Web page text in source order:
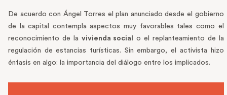
De acuerdo con Ángel Torres el plan anunciado desde el gobierno
de la capital contempla aspectos muy favorables tales como el
reconocimiento de la vivienda social
o el replanteamiento de la
regulación de estancias turísticas. Sin embargo, el activista hizo
énfasis en algo: la importancia del diálogo entre los implicados.